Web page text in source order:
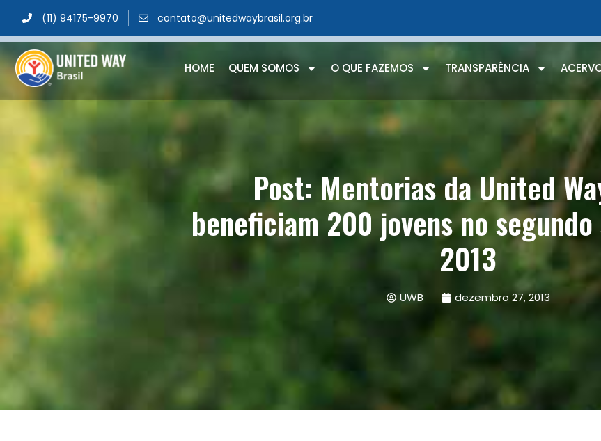
(11) 94175-9970 contato@unitedwaybrasil.org.br
HOME QUEM SOMOS O QUE FAZEMOS TRANSPARÊNCIA
Post: Mentorias da United
beneficiam 200 jovens no
2013
UWB dezembro 27, 2013